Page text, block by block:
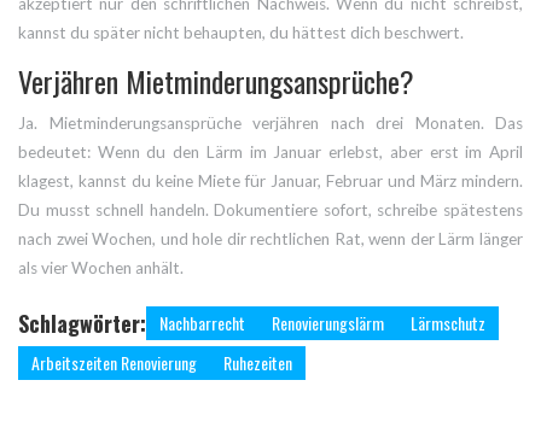
kannst du später nicht behaupten, du hättest dich beschwert.
Verjähren Mietminderungsansprüche?
Ja. Mietminderungsansprüche verjähren nach drei Monaten. Das
bedeutet: Wenn du den Lärm im Januar erlebst, aber erst im April
klagest, kannst du keine Miete für Januar, Februar und März mindern.
Du musst schnell handeln. Dokumentiere sofort, schreibe spätestens
nach zwei Wochen, und hole dir rechtlichen Rat, wenn der Lärm länger
als vier Wochen anhält.
Schlagwörter: Nachbarrecht Renovierungslärm
Lärmschutz
Arbeitszeiten Renovierung
Ruhezeiten